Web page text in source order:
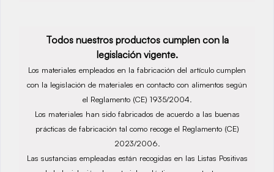
Todos nuestros productos cumplen con la
legislación vigente.
Los materiales empleados en la fabricación del artículo cumplen
con la legislación de materiales en contacto con alimentos según
el Reglamento (CE) 1935/2004.
Los materiales han sido fabricados de acuerdo a las buenas
prácticas de fabricación tal como recoge el Reglamento (CE)
2023/2006.
Las sustancias empleadas están recogidas en las Listas Positivas